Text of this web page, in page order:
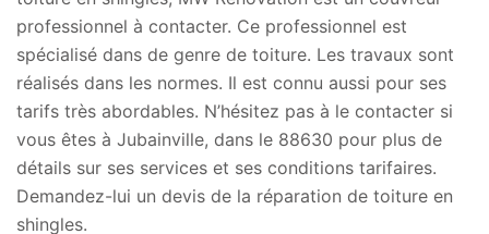
professionnel à contacter. Ce professionnel est
spécialisé dans de genre de toiture. Les travaux sont
réalisés dans les normes. Il est connu aussi pour ses
tarifs très abordables. N’hésitez pas à le contacter si
vous êtes à Jubainville, dans le 88630 pour plus de
détails sur ses services et ses conditions tarifaires.
Demandez-lui un devis de la réparation de toiture en
shingles.